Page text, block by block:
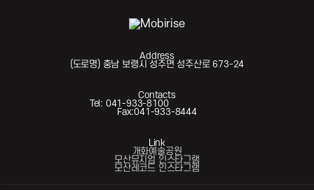
Address
(도로명) 충남 보령시 성주면 성주산로 673-24
Contacts
Tel: 041-933-8100
Fax:041-933-8444
Link
개화예술공원
모산뮤지엄 인스타그램
모산레코드 인스타그램